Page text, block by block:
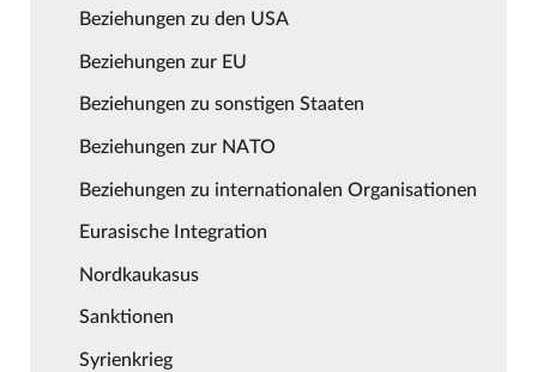
Beziehungen zu den USA
Beziehungen zur EU
Beziehungen zu sonstigen Staaten
Beziehungen zur NATO
Beziehungen zu internationalen Organisationen
Eurasische Integration
Nordkaukasus
Sanktionen
Syrienkrieg